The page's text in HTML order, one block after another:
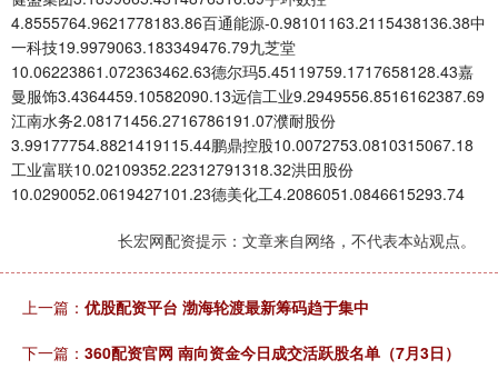
4.8555764.9621778183.86百通能源-0.98101163.2115438136.38中
一科技19.9979063.183349476.79九芝堂
10.06223861.072363462.63德尔玛5.45119759.1717658128.43嘉
曼服饰3.4364459.10582090.13远信工业9.2949556.8516162387.69
江南水务2.08171456.2716786191.07濮耐股份
3.99177754.8821419115.44鹏鼎控股10.0072753.0810315067.18
工业富联10.02109352.22312791318.32洪田股份
10.0290052.0619427101.23德美化工4.2086051.0846615293.74
长宏网配资提示：文章来自网络，不代表本站观点。
上一篇： 优股配资平台 渤海轮渡最新筹码趋于集中
下一篇： 360配资官网 南向资金今日成交活跃股名单（7月3日）